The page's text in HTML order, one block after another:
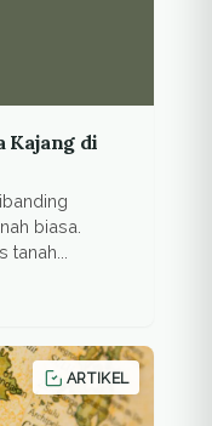
Kajang di
biasa.
ARTIKEL